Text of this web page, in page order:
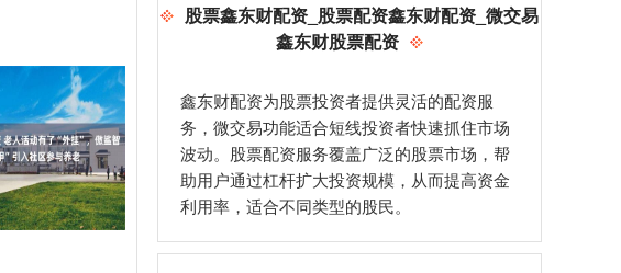
股票鑫东财配资_股票配资鑫东财配资_微交易
鑫东财股票配资
鑫东财配资为股票投资者提供灵活的配资服
务，微交易功能适合短线投资者快速抓住市场
波动。股票配资服务覆盖广泛的股票市场，帮
助用户通过杠杆扩大投资规模，从而提高资金
利用率，适合不同类型的股民。